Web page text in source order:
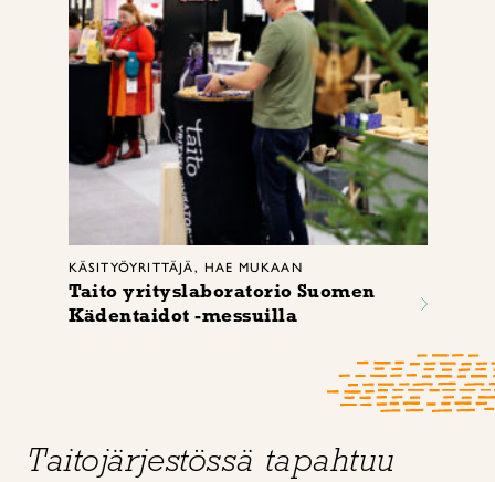
KÄSITYÖYRITTÄJÄ, HAE MUKAAN
Taito yrityslaboratorio Suomen
Kädentaidot -messuilla
Taitojärjestössä tapahtuu